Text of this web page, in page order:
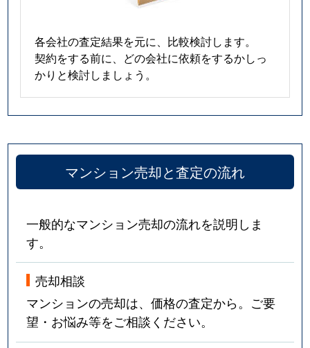
各会社の査定結果を元に、比較検討します。
契約をする前に、どの会社に依頼をするかしっ
かりと検討しましょう。
マンション売却と査定の流れ
一般的なマンション売却の流れを説明しま
す。
売却相談
マンションの売却は、価格の査定から。ご要
望・お悩み等をご相談ください。